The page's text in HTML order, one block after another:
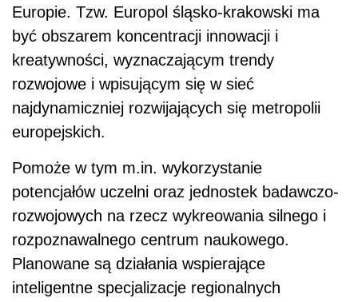
Europie. Tzw. Europol śląsko-krakowski ma
być obszarem koncentracji innowacji i
kreatywności, wyznaczającym trendy
rozwojowe i wpisującym się w sieć
najdynamiczniej rozwijających się metropolii
europejskich.
Pomoże w tym m.in. wykorzystanie
potencjałów uczelni oraz jednostek badawczo-
rozwojowych na rzecz wykreowania silnego i
rozpoznawalnego centrum naukowego.
Planowane są działania wspierające
inteligentne specjalizacje regionalnych